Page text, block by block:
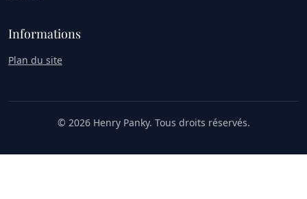
Informations
Plan du site
© 2026 Henry Panky. Tous droits réservés.